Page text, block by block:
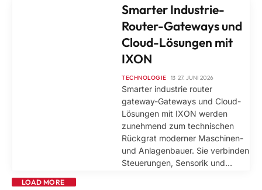
Smarter Industrie-
Router-Gateways und
Cloud-Lösungen mit
IXON
TECHNOLOGIE 27. JUNI 2026
Smarter industrie router
gateway-Gateways und Cloud-
Lösungen mit IXON werden
zunehmend zum technischen
Rückgrat moderner Maschinen-
und Anlagenbauer. Sie verbinden
Steuerungen, Sensorik und…
LOAD MORE